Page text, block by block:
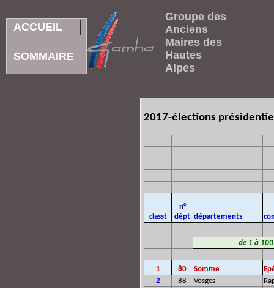
Groupe des
Anciens
Maires des
Hautes
Alpes
ACCUEIL
SOMMAIRE
2017-élections
classt
n°
dépt départements
de 1 à
1 80 Somme
2
88 Vosges